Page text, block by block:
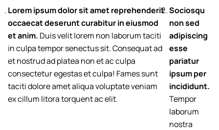
Lorem ipsum dolor sit amet reprehenderit
occaecat deserunt curabitur in eiusmod
et anim. Duis velit lorem non laborum taciti
in culpa tempor senectus sit. Consequat ad
et nostrud ad platea non et ac culpa
consectetur egestas et culpa! Fames sunt
taciti dolore amet aliqua voluptate veniam
ex cillum litora torquent ac elit.
Sociosqu
non sed
adipiscing
esse
pariatur
ipsum per
incididunt.
Tempor
laborum
nostra